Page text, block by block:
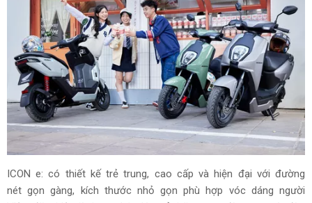
ICON e: có thiết kế trẻ trung, cao cấp và hiện đại với đường
nét gọn gàng, kích thước nhỏ gọn phù hợp vóc dáng người
Bảo hiểm ô tô của bạn sắp hết hạn? Nhận ngay BÁO GIÁ
& KHUYẾN MÃI hấp dẫn từ bảo hiểm ô tô Mỹ Liberty!
Điền Form ngay!
Tỉnh / thành phố
Nhận ngay ưu đãi